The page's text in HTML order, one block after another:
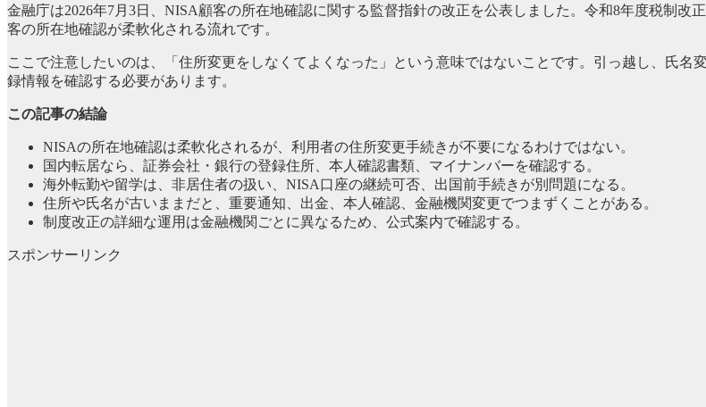
金融庁は2026年7月3日、NISA顧客の所在地確認に関する監督指針の改正を公表しました。令和8年度税制
客の所在地確認が柔軟化される流れです。
ここで注意したいのは、「住所変更をしなくてよくなった」という意味ではないことです。引っ越し、氏
録情報を確認する必要があります。
この記事の結論
NISAの所在地確認は柔軟化されるが、利用者の住所変更手続きが不要になるわけではない。
国内転居なら、証券会社・銀行の登録住所、本人確認書類、マイナンバーを確認する。
海外転勤や留学は、非居住者の扱い、NISA口座の継続可否、出国前手続きが別問題になる。
住所や氏名が古いままだと、重要通知、出金、本人確認、金融機関変更でつまずくことがある。
制度改正の詳細な運用は金融機関ごとに異なるため、公式案内で確認する。
スポンサーリンク